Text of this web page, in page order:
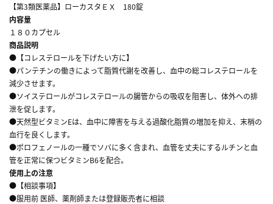
【第3類医薬品】ローカスタＥＸ 180錠
内容量
１８０カプセル
商品説明
●【コレステロールを下げたい方に】
●パンテチンの働きによって脂質代謝を改善し、血中の総コレステロールを
減少させます。
●ソイステロールがコレステロールの腸管からの吸収を阻害し、体外への排
泄を促します。
●天然型ビタミンEは、血中に障害を与える過酸化脂質の増加を抑え、末梢の
血行を良くします。
●ポロフェノールの一種でソバに多く含まれ、血管を丈夫にするルチンと血
管を正常に保つビタミンB6を配合。
使用上の注意
●【相談事項】
●服用前 医師、薬剤師または登録販売者に相談